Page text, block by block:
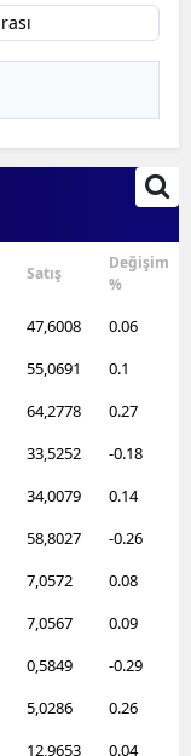
Satış
Değişim
%
47,6008
0.06
55,0691
0.1
64,2778
0.27
33,5252
-0.18
34,0079
0.14
58,8027
-0.26
7,0572
0.08
7,0567
0.09
0,5849
-0.29
5,0286
0.26
12,9653
0.04